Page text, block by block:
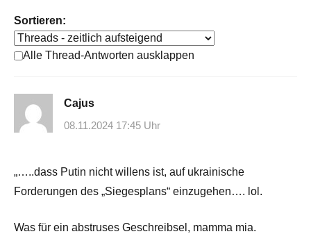
Sortieren:
Alle Thread-Antworten ausklappen
Cajus
08.11.2024 17:45 Uhr
„…..dass Putin nicht willens ist, auf ukrainische
Forderungen des „Siegesplans“ einzugehen…. lol.
Was für ein abstruses Geschreibsel, mamma mia.